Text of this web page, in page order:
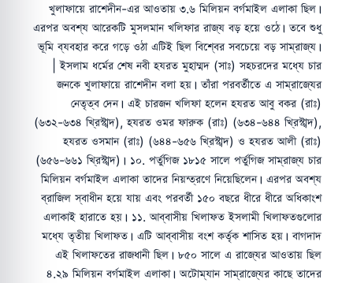
খুলাফায়ে রাশেদীন-এর আওতায় ৩.৬ মিলিয়ন বর্গমাইল এলাকা ছিল।
এরপর অবশ্য আরেকটি মুসলমান খলিফার রাজ্য বড় হয়ে ওঠে। তবে শুধু
ভূমি ব্যবহার করে গড়ে ওঠা এটিই ছিল বিশ্বের সবচেয়ে বড় সাম্রাজ্য।
| ইসলাম ধর্মের শেষ নবী হযরত মুহাম্মদ (সাঃ) সহচরদের মধ্যে চার
জনকে খুলাফায়ে রাশেদীন বলা হয়। তাঁরা পরবর্তীতে এ সাম্রাজ্যের
নেতৃত্ব দেন। এই চারজন খলিফা হলেন হযরত আবু বকর (রাঃ)
(৬৩২-৬৩৪ খ্রিস্টাব্দ), হযরত ওমর ফারুক (রাঃ) (৬৩৪-৬৪৪ খ্রিস্টাব্দ),
হযরত ওসমান (রাঃ) (৬৪৪-৬৫৬ খ্রিস্টাব্দ) ও হযরত আলী (রাঃ)
(৬৫৬-৬৬১ খ্রিস্টাব্দ)। ১০. পর্তুগিজ ১৮১৫ সালে পর্তুগিজ সাম্রাজ্য চার
মিলিয়ন বর্গমাইল এলাকা তাদের নিয়ন্ত্রণে নিয়েছিলেন। এরপর অবশ্য
ব্রাজিল স্বাধীন হয়ে যায় এবং পরবর্তী ১৫০ বছরে ধীরে ধীরে অধিকাংশ
এলাকাই হারাতে হয়। ১১. আব্বাসীয় খিলাফত ইসলামী খিলাফতগুলোর
মধ্যে তৃতীয় খিলাফত। এটি আব্বাসীয় বংশ কর্তৃক শাসিত হয়। বাগদাদ
এই খিলাফতের রাজধানী ছিল। ৮৫০ সালে এ রাজ্যের আওতায় ছিল
৪.২৯ মিলিয়ন বর্গমাইল এলাকা। অটোম্যান সাম্রাজ্যের কাছে তাদের